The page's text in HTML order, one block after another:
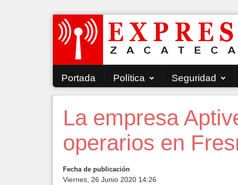
Portada Política Seguridad
La empresa
operarios en
Fecha de publicación
Viernes, 26 Junio 2020 14:26